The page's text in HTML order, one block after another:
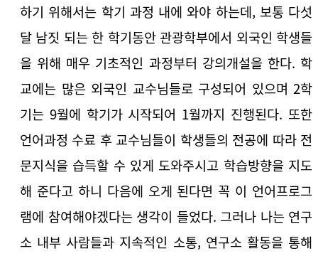
하기 위해서는 학기 과정 내에 와야 하는데, 보통 다섯
달 남짓 되는 한 학기동안 관광학부에서 외국인 학생들
을 위해 매우 기초적인 과정부터 강의개설을 한다. 학
교에는 많은 외국인 교수님들로 구성되어 있으며 2학
기는 9월에 학기가 시작되어 1월까지 진행된다. 또한
언어과정 수료 후 교수님들이 학생들의 전공에 따라 전
문지식을 습득할 수 있게 도와주시고 학습방향을 지도
해 준다고 하니 다음에 오게 된다면 꼭 이 언어프로그
램에 참여해야겠다는 생각이 들었다. 그러나 나는 연구
소 내부 사람들과 지속적인 소통, 연구소 활동을 통해